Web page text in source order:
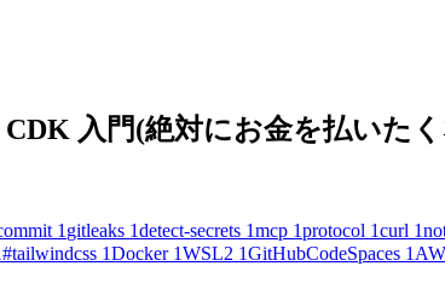
入門(絶対にお金を払いたく
1 gitleaks 1detect-secrets 1mcp 1protocol 1curl 1
#tailwindcss 1Docker 1WSL2 1GitHubCodeSpaces 1